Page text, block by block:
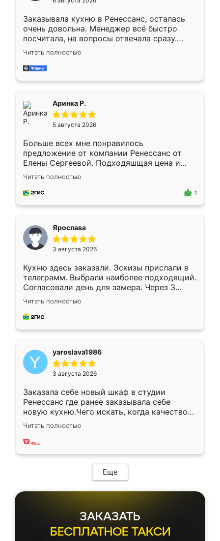
мебели буду заказывать только здесь.
Заказывала кухню в Ренессанс, осталась
очень довольна. Менеджер всё быстро
посчитала, на вопросы отвечала сразу.
Замерщик приехал в субботу, подошёл к
делу со всей ответственностью. Собрали
за день, ребята работали аккуратно, даже
Читать полностью
Аринка Р.
5 августа 2026
Больше всех мне понравилось
предложение от компании Ренессанс от
Елены Сергеевой. Подходяшщая цена и
короткие сроки изготовления. Приехавший
для замера сотрудник Владислав
предложил по моему эскизу самый
Читать полностью
1
Ярослава
3 августа 2026
Кухню здесь заказали. Эскизы прислали в
телеграмм. Выбрали наиболее подходящий.
Согласовали день для замера. Через 3
недели кухня была уже готова. Остались
довольны работой. Спасибо Ренессанс
мебель за качественную работу!
Читать полностью
yaroslava1986
3 августа 2026
Заказала себе новый шкаф в студии
Ренессанс где ранее заказывала себе
новую кухню.Чего искать, когда качеством
вполне довольна. Служит кухня уже почти
два года, нареканий нет.
Читать полностью
Еще
ЗАКАЗАТЬ
БЕСПЛАТНОЕ ТАКСИ